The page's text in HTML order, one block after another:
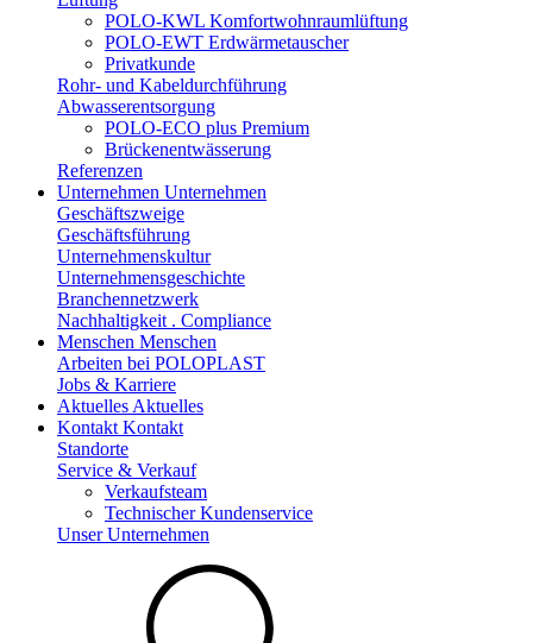
POLO-KWL Komfortwohnraumlüftung
POLO-EWT Erdwärmetauscher
Privatkunde
Rohr- und Kabeldurchführung
Abwasserentsorgung
POLO-ECO plus Premium
Brückenentwässerung
Referenzen
Unternehmen Unternehmen
Geschäftszweige
Geschäftsführung
Unternehmenskultur
Unternehmensgeschichte
Branchennetzwerk
Nachhaltigkeit . Compliance
Menschen Menschen
Arbeiten bei POLOPLAST
Jobs & Karriere
Aktuelles Aktuelles
Kontakt Kontakt
Standorte
Service & Verkauf
Verkaufsteam
Technischer Kundenservice
Unser Unternehmen